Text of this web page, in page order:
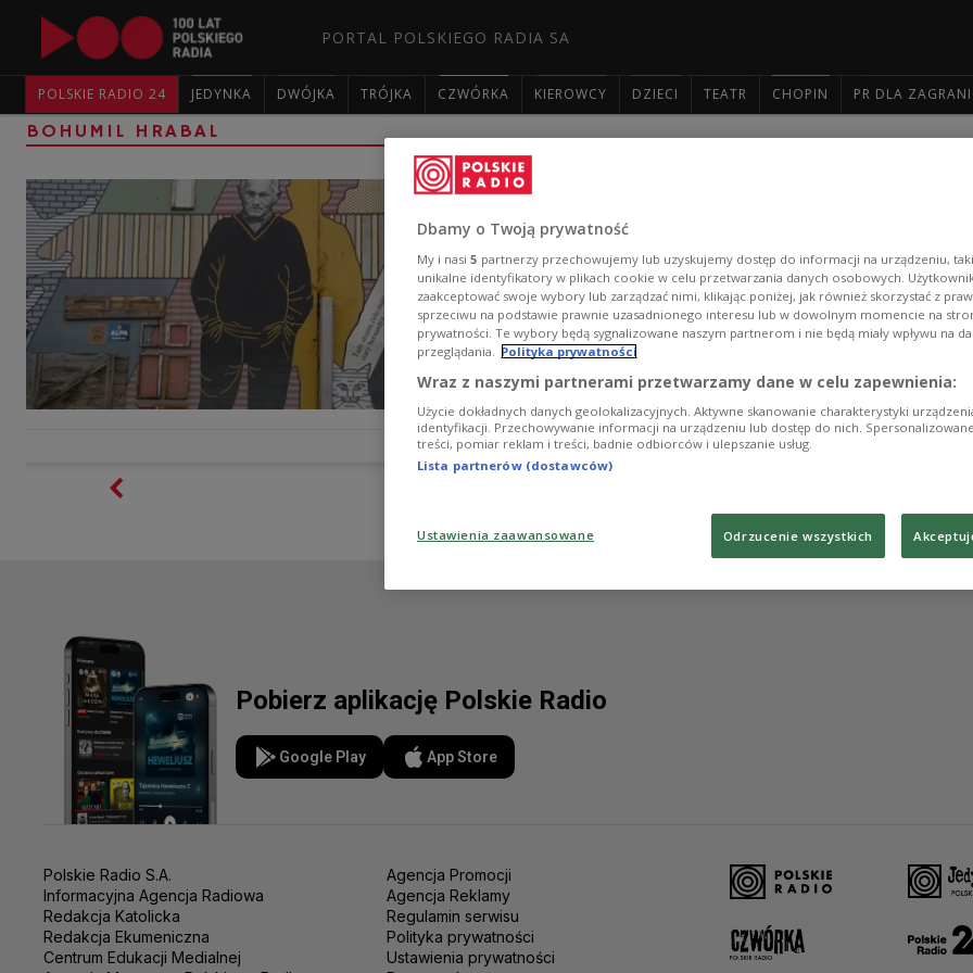
PORTAL POLSKIEGO RADIA SA
POLSKIE RADIO 24 JEDYNKA DWÓJKA TRÓJKA CZWÓRKA KIEROWCY DZIECI TEATR CHOPIN PR DLA
BOHUMIL HRABAL
"Bambini di Praga" w Dwójce
W Dwójkowym cyklu "Słuchowisku na lato" tym
di Praga". Adaptacja Hanny Bielawskiej-Adamik,
nagrano w 2007 r.
Zobacz więcej na temat: Hanna Bielawska-Adamik Polecamy
Pobierz aplikację Polskie Radio
Google Play App Store
Polskie Radio S.A.
Informacyjna Agencja Radiowa
Redakcja Katolicka
Redakcja Ekumeniczna
Centrum Edukacji Medialnej
Agencja Promocji
Agencja Reklamy
Regulamin serwisu
Polityka prywatności
Ustawienia prywatności
Dbamy o Twoją prywatność
My i nasi 5 partnerzy przechowujemy lub uzyskujemy dostęp do informacji na urządzeniu,
unikalne identyfikatory w plikach cookie w celu przetwarzania danych osobowych.
zaakceptować swoje wybory lub zarządzać nimi, klikając poniżej, jak również skorzystać z
sprzeciwu na podstawie prawnie uzasadnionego interesu lub w dowolnym momencie na
prywatności. Te wybory będą sygnalizowane naszym partnerom i nie będą miały wpływu na
przeglądania. Polityka prywatności
Wraz z naszymi partnerami przetwarzamy dane w celu zapewnienia:
Użycie dokładnych danych geolokalizacyjnych. Aktywne skanowanie charakterystyki
identyfikacji. Przechowywanie informacji na urządzeniu lub dostęp do nich.
treści, pomiar reklam i treści, badnie odbiorców i ulepszanie usług.
Lista partnerów (dostawców)
Ustawienia zaawansowane Odrzucenie wszystkich